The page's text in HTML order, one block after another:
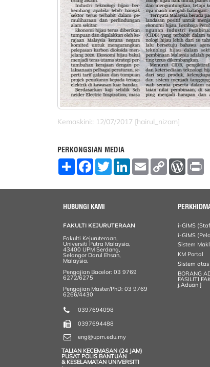
Kemaskini:: 12/07/2017 [hairul_nizam]
PERKONGSIAN MEDIA
S
r
F
e
o
o
T
w
t
L
k
E
m
i
C
y
W
d
r
e
s
n
HUBUNGI KAMI
FAKULTI KEJURUTERAAN
Fakulti Kejuruteraan,
Universiti Putra Malaysia,
43400 UPM Serdang,
Selangor Darul Ehsan,
Malaysia.
Pengajian Bacelor: 03 9769
6272/6275
Pengajian Master/PhD: 03 9769
6266/4430
0397694098
0397694488
eng@upm.edu.my
TALIAN KECEMASAN (24 JAM)
PUSAT POLIS BANTUAN
& KESELAMATAN UNIVERSITI
i-GIMS
i-GIMS
Sistem
KM Portal
Sistem
BORANG
FASILITI
j.Aduan ]